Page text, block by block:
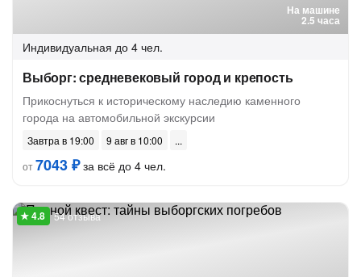
На машине
2.5 часа
Индивидуальная до 4 чел.
Выборг: средневековый город и крепость
Прикоснуться к историческому наследию каменного
города на автомобильной экскурсии
Завтра в 19:00
9 авг в 10:00
от7043 ₽за всё до 4 чел.
54 отзыва